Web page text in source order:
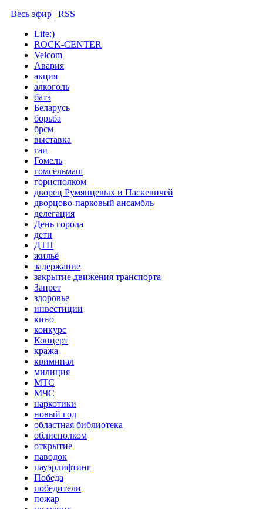
Весь эфир | RSS
Life:)
ROCK-CENTER
Velcom
Авария
акция
алкоголь
батэ
Беларусь
борьба
брсм
выставка
гаи
Гомель
гомсельмаш
горисполком
дворец Румянцевых и Паскевичей
дворцово-парковый ансамбль
делегация
День города
дети
ДТП
жильё
задержание
закрытие движения транспорта
Запрет
здоровье
инвестиции
кино
конкурс
Концерт
кража
криминал
милиция
МТС
МЧС
наркотики
новый год
областная библиотека
облисполком
открытие
паводок
пауэрлифтинг
Победа
победители
пожар